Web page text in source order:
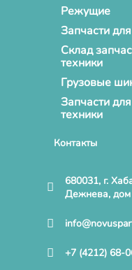
Режущие
Запчасти
Склад
техники
Грузовые
Запчасти
техники
Контакты
680031, г.
Дежнева,
+7 (4212) 68-